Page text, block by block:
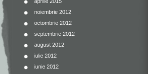
noiembrie 2012
octombrie 2012
septembrie 2012
august 2012
iulie 2012
iunie 2012